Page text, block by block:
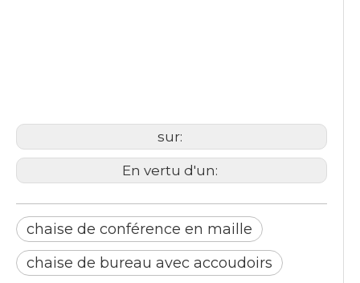
sur:
En vertu d'un:
chaise de conférence en maille
chaise de bureau avec accoudoirs